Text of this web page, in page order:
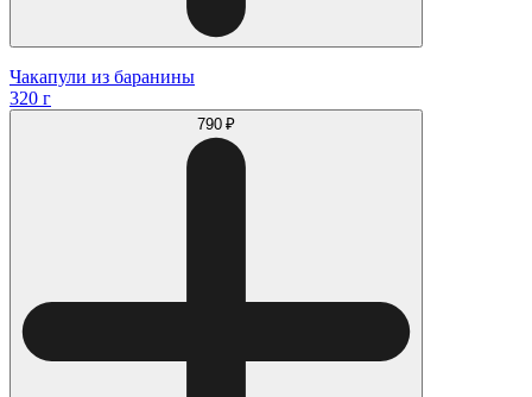
Чакапули из баранины
320 г
790 ₽